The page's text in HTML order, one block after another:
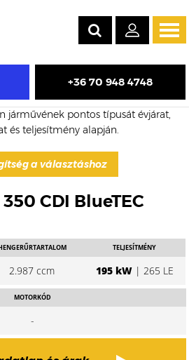
+36 70 948 4748
eladó turbó árak
járművének pontos típusát évjárat,
és teljesítmény alapján.
a választáshoz
CDI BlueTEC
2.987 ccm
TELJESÍTMÉNY
195 kW| 265 LE
MOTORKÓD
-